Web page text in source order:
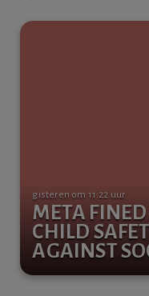
META
CHILD
AGAINST
gisteren om 11:22 uur